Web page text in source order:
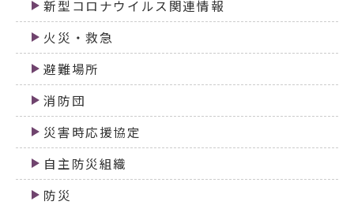
新型コロナウイルス関連情報
火災・救急
避難場所
消防団
災害時応援協定
自主防災組織
防災